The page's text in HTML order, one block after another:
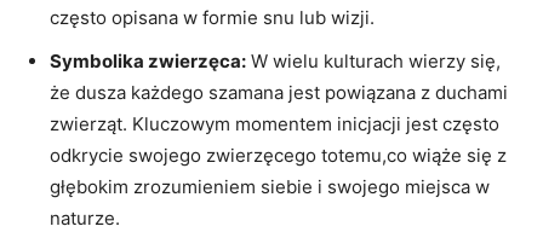
często opisana w formie snu lub wizji.
Symbolika zwierzęca: W wielu kulturach wierzy się,
że dusza każdego szamana jest powiązana z duchami
zwierząt. Kluczowym momentem inicjacji jest często
odkrycie swojego zwierzęcego totemu,co wiąże się z
głębokim zrozumieniem siebie i swojego miejsca w
naturze.